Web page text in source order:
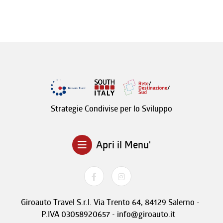
Strategie Condivise per lo Sviluppo
Apri il Menu'
Giroauto Travel S.r.l. Via Trento 64, 84129 Salerno -
P.IVA 03058920657 - info@giroauto.it